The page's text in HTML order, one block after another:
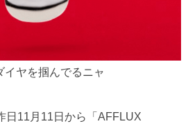
イヤを掴んでるニャ
日11月11日から「AFFLUX